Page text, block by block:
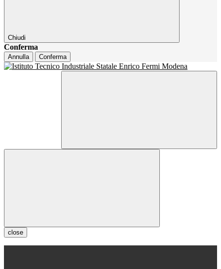
Chiudi
Conferma
Annulla Conferma
close